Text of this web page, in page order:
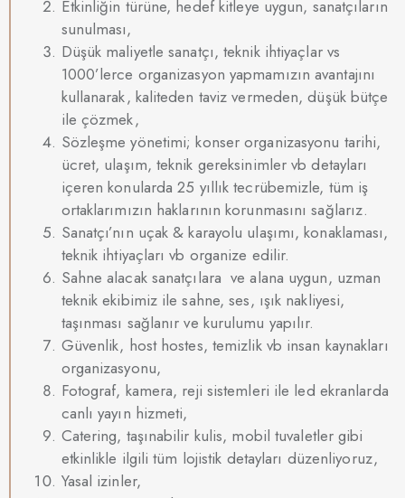
Etkinliğin türüne, hedef kitleye uygun, sanatçıların
sunulması,
Düşük maliyetle sanatçı, teknik ihtiyaçlar vs
1000’lerce organizasyon yapmamızın avantajını
kullanarak, kaliteden taviz vermeden, düşük bütçe
ile çözmek,
Sözleşme yönetimi; konser organizasyonu tarihi,
ücret, ulaşım, teknik gereksinimler vb detayları
içeren konularda 25 yıllık tecrübemizle, tüm iş
ortaklarımızın haklarının korunmasını sağlarız.
Sanatçı’nın uçak & karayolu ulaşımı, konaklaması,
teknik ihtiyaçları vb organize edilir.
Sahne alacak sanatçılara ve alana uygun, uzman
teknik ekibimiz ile sahne, ses, ışık nakliyesi,
taşınması sağlanır ve kurulumu yapılır.
Güvenlik, host hostes, temizlik vb insan kaynakları
organizasyonu,
Fotograf, kamera, reji sistemleri ile led ekranlarda
canlı yayın hizmeti,
Catering, taşınabilir kulis, mobil tuvaletler gibi
etkinlikle ilgili tüm lojistik detayları düzenliyoruz,
Yasal izinler,